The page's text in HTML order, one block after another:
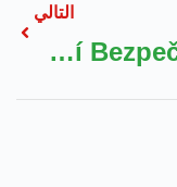
التالي
Budoucnost Online Kasin: Vývoj Herního Průmyslu A Role Digitální Bezpečnosti